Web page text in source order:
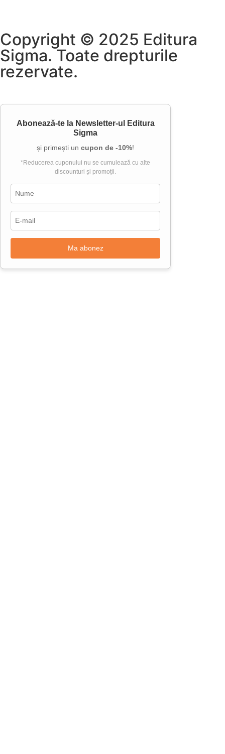
Copyright © 2025 Editura
Sigma. Toate drepturile
rezervate.
Abonează-te la Newsletter-ul Editura
Sigma
și primești un cupon de -10%!
*Reducerea cuponului nu se cumulează cu alte
discounturi și promoții.
Ma abonez